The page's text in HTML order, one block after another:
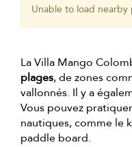
Unable to load
La Villa Mango
plages, de zones
vallonnés. Il y a
Vous pouvez
nautiques, comme le
paddle board.